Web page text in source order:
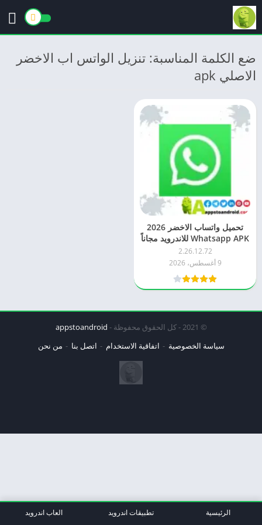
ضع الكلمة المناسبة: تنزيل الواتس اب الاخضر
الاصلي apk
تحميل واتساب الاخضر 2026
Whatsapp APK للاندرويد مجاناً
2.26.12.72
9 أغسطس، 2026
© 2021 - كل الحقوق محفوظة -
appstoandroid
سياسة الخصوصية
اتفاقية الاستخدام اتصل بنا من نحن
الرئيسية تطبيقات اندرويد العاب اندرويد